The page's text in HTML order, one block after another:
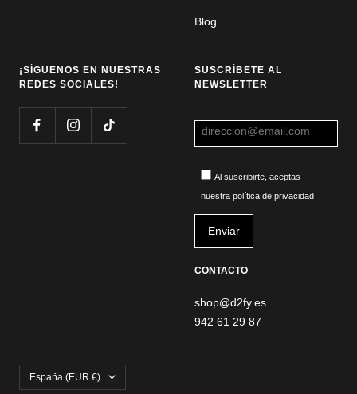
Blog
¡SÍGUENOS EN NUESTRAS
REDES SOCIALES!
SUSCRÍBETE AL
NEWSLETTER
Al suscribirte, aceptas
nuestra política de privacidad
CONTACTO
shop@d2fy.es
942 61 29 87
País/región
España (EUR €)